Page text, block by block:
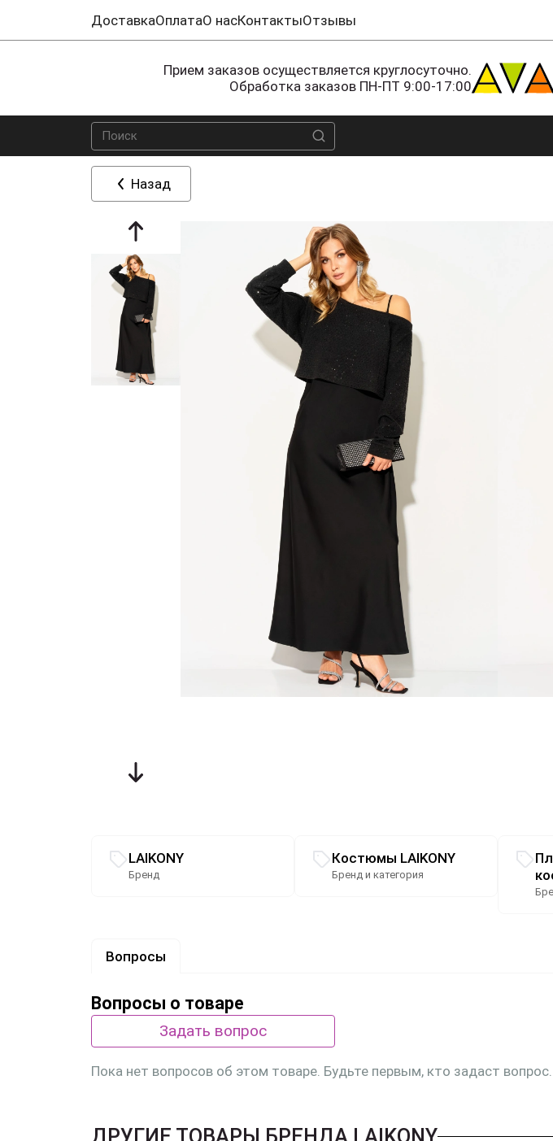
ДоставкаОплатаО насКонтактыОтзывы
Прием заказов осуществляется круглосуточно.
Обработка заказов ПН-ПТ 9:00-17:00
Назад
LAIKONY
Бренд
Костюмы LAIKONY
Бренд и категория
Вопросы
Вопросы о товаре
Задать вопрос
Пока нет вопросов об этом товаре. Будьте первым, кто задаст вопрос.
ДРУГИЕ ТОВАРЫ БРЕНДА LAIKONY